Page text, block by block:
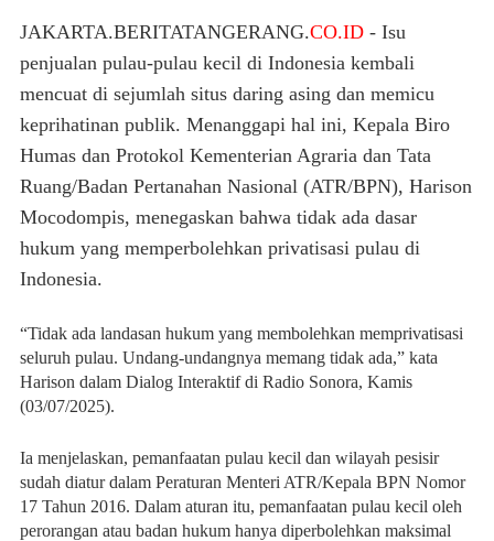
JAKARTA.BERITATANGERANG.CO.ID - Isu
penjualan pulau-pulau kecil di Indonesia kembali
mencuat di sejumlah situs daring asing dan memicu
keprihatinan publik. Menanggapi hal ini, Kepala Biro
Humas dan Protokol Kementerian Agraria dan Tata
Ruang/Badan Pertanahan Nasional (ATR/BPN), Harison
Mocodompis, menegaskan bahwa tidak ada dasar
hukum yang memperbolehkan privatisasi pulau di
Indonesia.
“Tidak ada landasan hukum yang membolehkan memprivatisasi
seluruh pulau. Undang-undangnya memang tidak ada,” kata
Harison dalam Dialog Interaktif di Radio Sonora, Kamis
(03/07/2025).
Ia menjelaskan, pemanfaatan pulau kecil dan wilayah pesisir
sudah diatur dalam Peraturan Menteri ATR/Kepala BPN Nomor
17 Tahun 2016. Dalam aturan itu, pemanfaatan pulau kecil oleh
perorangan atau badan hukum hanya diperbolehkan maksimal